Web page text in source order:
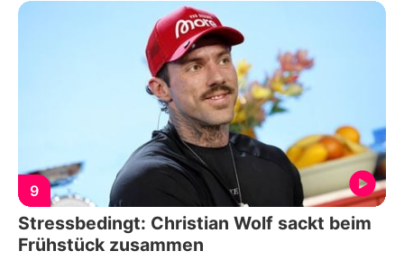
9
Stressbedingt: Christian Wolf sackt beim
Frühstück zusammen